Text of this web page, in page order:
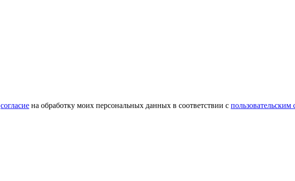
согласие на обработку моих персональных данных в соответствии с пользовательским